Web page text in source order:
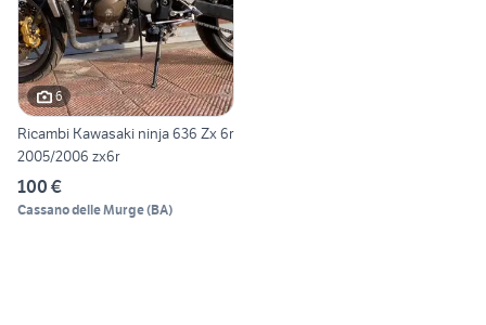
6
Ricambi Kawasaki ninja 636 Zx 6r
2005/2006 zx6r
100 €
Cassano delle Murge(BA)